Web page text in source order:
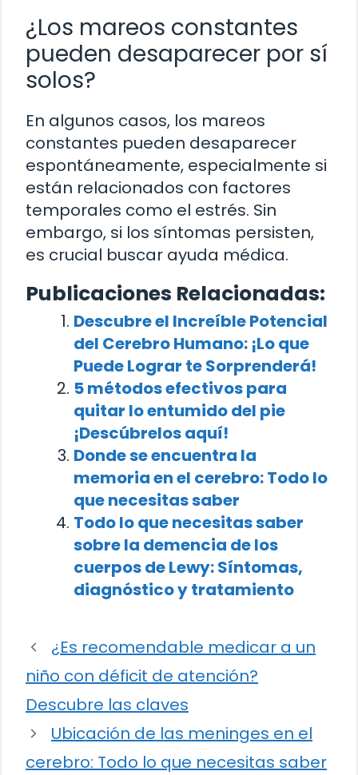
¿Los mareos constantes
pueden desaparecer por sí
solos?
En algunos casos, los mareos
constantes pueden desaparecer
espontáneamente, especialmente si
están relacionados con factores
temporales como el estrés. Sin
embargo, si los síntomas persisten,
es crucial buscar ayuda médica.
Publicaciones Relacionadas:
Descubre el Increíble Potencial
del Cerebro Humano: ¡Lo que
Puede Lograr te Sorprenderá!
5 métodos efectivos para
quitar lo entumido del pie
¡Descúbrelos aquí!
Donde se encuentra la
memoria en el cerebro: Todo lo
que necesitas saber
Todo lo que necesitas saber
sobre la demencia de los
cuerpos de Lewy: Síntomas,
diagnóstico y tratamiento
¿Es recomendable medicar a un
niño con déficit de atención?
Descubre las claves
Ubicación de las meninges en el
cerebro: Todo lo que necesitas saber